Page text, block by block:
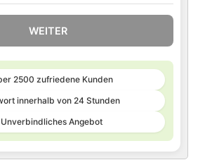
WEITER
2500 zufriedene Kunden
innerhalb von 24 Stunden
Unverbindliches Angebot